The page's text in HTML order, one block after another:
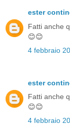
ester
Fatti anche
😊😊
4 febbraio
ester
Fatti anche
😊😊
4 febbraio